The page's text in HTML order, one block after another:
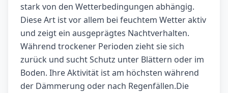
stark von den Wetterbedingungen abhängig.
Diese Art ist vor allem bei feuchtem Wetter aktiv
und zeigt ein ausgeprägtes Nachtverhalten.
Während trockener Perioden zieht sie sich
zurück und sucht Schutz unter Blättern oder im
Boden. Ihre Aktivität ist am höchsten während
der Dämmerung oder nach Regenfällen.Die